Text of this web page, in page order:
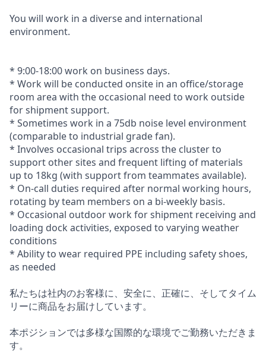
You will work in a diverse and international
environment.
* 9:00-18:00 work on business days.
* Work will be conducted onsite in an office/storage
room area with the occasional need to work outside
for shipment support.
* Sometimes work in a 75db noise level environment
(comparable to industrial grade fan).
* Involves occasional trips across the cluster to
support other sites and frequent lifting of materials
up to 18kg (with support from teammates available).
* On-call duties required after normal working hours,
rotating by team members on a bi-weekly basis.
* Occasional outdoor work for shipment receiving and
loading dock activities, exposed to varying weather
conditions
* Ability to wear required PPE including safety shoes,
as needed
私たちは社内のお客様に、安全に、正確に、そしてタイム
リーに商品をお届けしています。
本ポジションでは多様な国際的な環境でご勤務いただきま
す。